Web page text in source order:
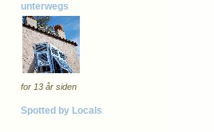
unterwegs
for 13 år siden
Spotted by Locals